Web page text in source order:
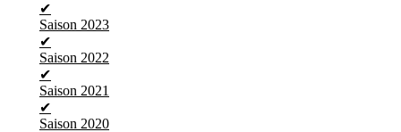
✔
Saison 2023
✔
Saison 2022
✔
Saison 2021
✔
Saison 2020